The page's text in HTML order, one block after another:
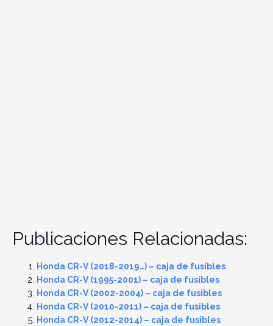
Publicaciones Relacionadas:
Honda CR-V (2018-2019…) – caja de fusibles
Honda CR-V (1995-2001) – caja de fusibles
Honda CR-V (2002-2004) – caja de fusibles
Honda CR-V (2010-2011) – caja de fusibles
Honda CR-V (2012-2014) – caja de fusibles